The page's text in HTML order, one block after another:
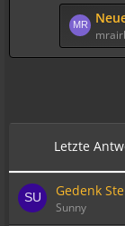
L
e
t
B
e
r
ä
Letzte
Gedenk
Sunny